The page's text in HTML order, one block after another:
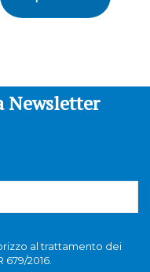
Newsletter
al trattamento dei
2016.